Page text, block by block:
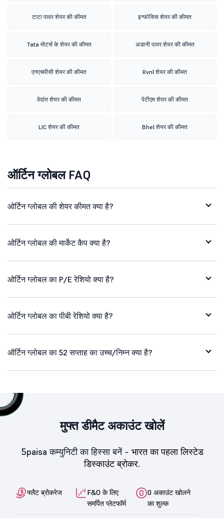
टाटा पावर शेयर की कीमत इन्फोसिस शेयर की कीमत
Tata मोटर्स के शेयर की कीमत अडानी पावर शेयर की कीमत
एनएचपीसी शेयर की कीमत Rvnl शेयर की कीमत
वेदांत शेयर की कीमत पेटीएम शेयर की कीमत
LIC शेयर की कीमत Bhel शेयर की कीमत
ऑर्टिन ग्लोबल FAQ
ओर्टिन ग्लोबल की शेयर कीमत क्या है?
ओर्टिन ग्लोबल की मार्केट कैप क्या है?
ओर्टिन ग्लोबल का P/E रेशियो क्या है?
ओर्टिन ग्लोबल का पीबी रेशियो क्या है?
ऑर्टिन ग्लोबल का 52 सप्ताह का उच्च/निम्न क्या है?
मुफ्त डीमैट अकाउंट खोलें
5paisa कम्युनिटी का हिस्सा बनें - भारत का पहला लिस्टेड
डिस्काउंट ब्रोकर.
फ्लैट ब्रोकरेज
F&O के लिए
समर्पित प्लेटफॉर्म
0 अकाउंट खोलने
का शुल्क